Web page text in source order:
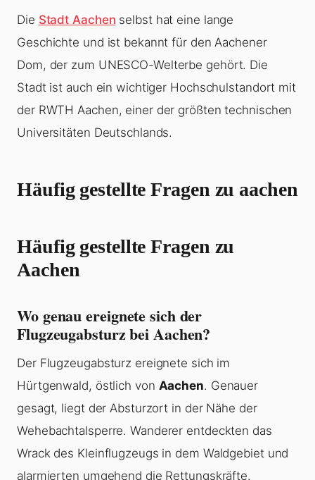
Die Stadt Aachen selbst hat eine lange
Geschichte und ist bekannt für den Aachener
Dom, der zum UNESCO-Welterbe gehört. Die
Stadt ist auch ein wichtiger Hochschulstandort mit
der RWTH Aachen, einer der größten technischen
Universitäten Deutschlands.
Häufig gestellte Fragen zu aachen
Häufig gestellte Fragen zu
Aachen
Wo genau ereignete sich der
Flugzeugabsturz bei Aachen?
Der Flugzeugabsturz ereignete sich im
Hürtgenwald, östlich von Aachen. Genauer
gesagt, liegt der Absturzort in der Nähe der
Wehebachtalsperre. Wanderer entdeckten das
Wrack des Kleinflugzeugs in dem Waldgebiet und
alarmierten umgehend die Rettungskräfte.